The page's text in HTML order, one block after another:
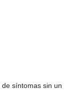
síntomas sin un